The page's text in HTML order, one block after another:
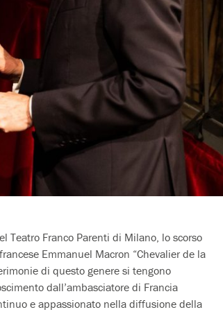
Teatro Franco Parenti di Milano, lo scorso
Emmanuel Macron “Chevalier de la
di questo genere si tengono
dall’ambasciatore di Francia
e appassionato nella diffusione della